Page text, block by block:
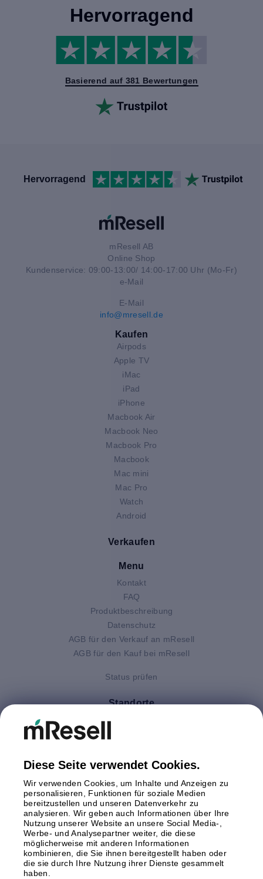
Hervorragend
Basierend auf 381 Bewertungen
Hervorragend
mResell AB
Online Shop
Kundenservice: 09:00-13:00/ 14:00-17:00 Uhr (Mo-Fr)
e-Mail
E-Mail
info@mresell.de
Kaufen
Airpods
Apple TV
iMac
iPad
iPhone
Macbook Air
Macbook Neo
Macbook Pro
Macbook
Mac mini
Mac Pro
Watch
Android
Verkaufen
Menu
Kontakt
FAQ
Produktbeschreibung
Datenschutz
AGB für den Verkauf an mResell
AGB für den Kauf bei mResell
Status prüfen
Standorte
Deutschland
Italien
Polen
Schweden
Spanien
Österreich
Zahlungsmethoden
Diese Seite verwendet Cookies.
Wir verwenden Cookies, um Inhalte und Anzeigen zu
personalisieren, Funktionen für soziale Medien
bereitzustellen und unseren Datenverkehr zu
analysieren. Wir geben auch Informationen über Ihre
Nutzung unserer Website an unsere Social Media-,
Werbe- und Analysepartner weiter, die diese
möglicherweise mit anderen Informationen
kombinieren, die Sie ihnen bereitgestellt haben oder
die sie durch Ihre Nutzung ihrer Dienste gesammelt
haben.